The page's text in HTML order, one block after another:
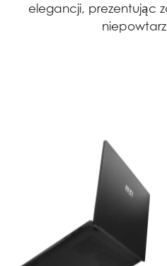
elegancji, prezentując